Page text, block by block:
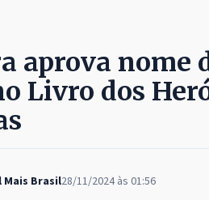
aprova nome
Livro dos
Mais Brasil28/11/2024 às 01:56